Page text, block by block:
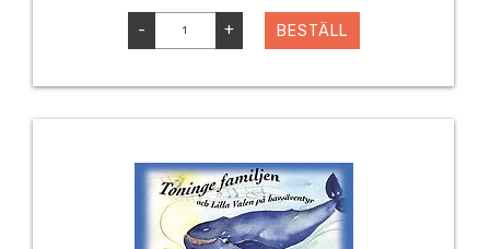
- + BESTÄLL